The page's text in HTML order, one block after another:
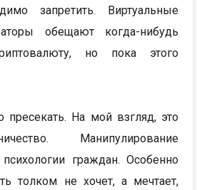
запретить. Виртуальные
обещают когда-нибудь
но пока этого
пресекать. На мой взгляд, это
Манипулирование
граждан. Особенно
толком не хoчет, а мечтает,